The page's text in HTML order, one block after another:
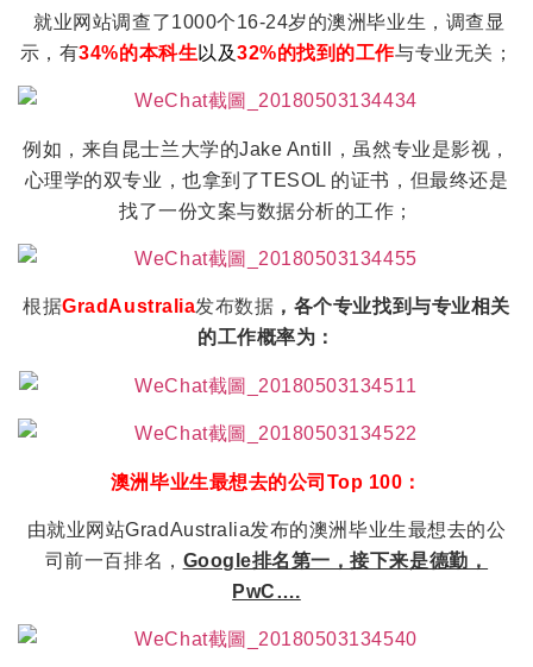
就业网站调查了1000个16-24岁的澳洲毕业生，调查显
示，有34%的本科生 以 及32%的找到的工作与专业无关；
例如，来自昆士兰大学的Jake Antill，虽然专业是影视，
心理学的双专业，也拿到了TESOL 的证书，但最终还是
找了一份文案与数据分析的工作；
根据GradAustralia发布数据 ，各个专业找到与专业相关
的工作概率为：
澳洲毕业生最想去的公司Top 100：
由就业网站GradAustralia发布的澳洲毕业生最想去的公
司前一百排名， Google排名第一，接下来是德勤，
PwC….